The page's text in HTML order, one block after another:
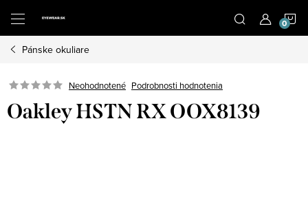
obsah
Pánske okuliare
Neohodnotené Podrobnosti hodnotenia
Oakley HSTN RX OOX8139